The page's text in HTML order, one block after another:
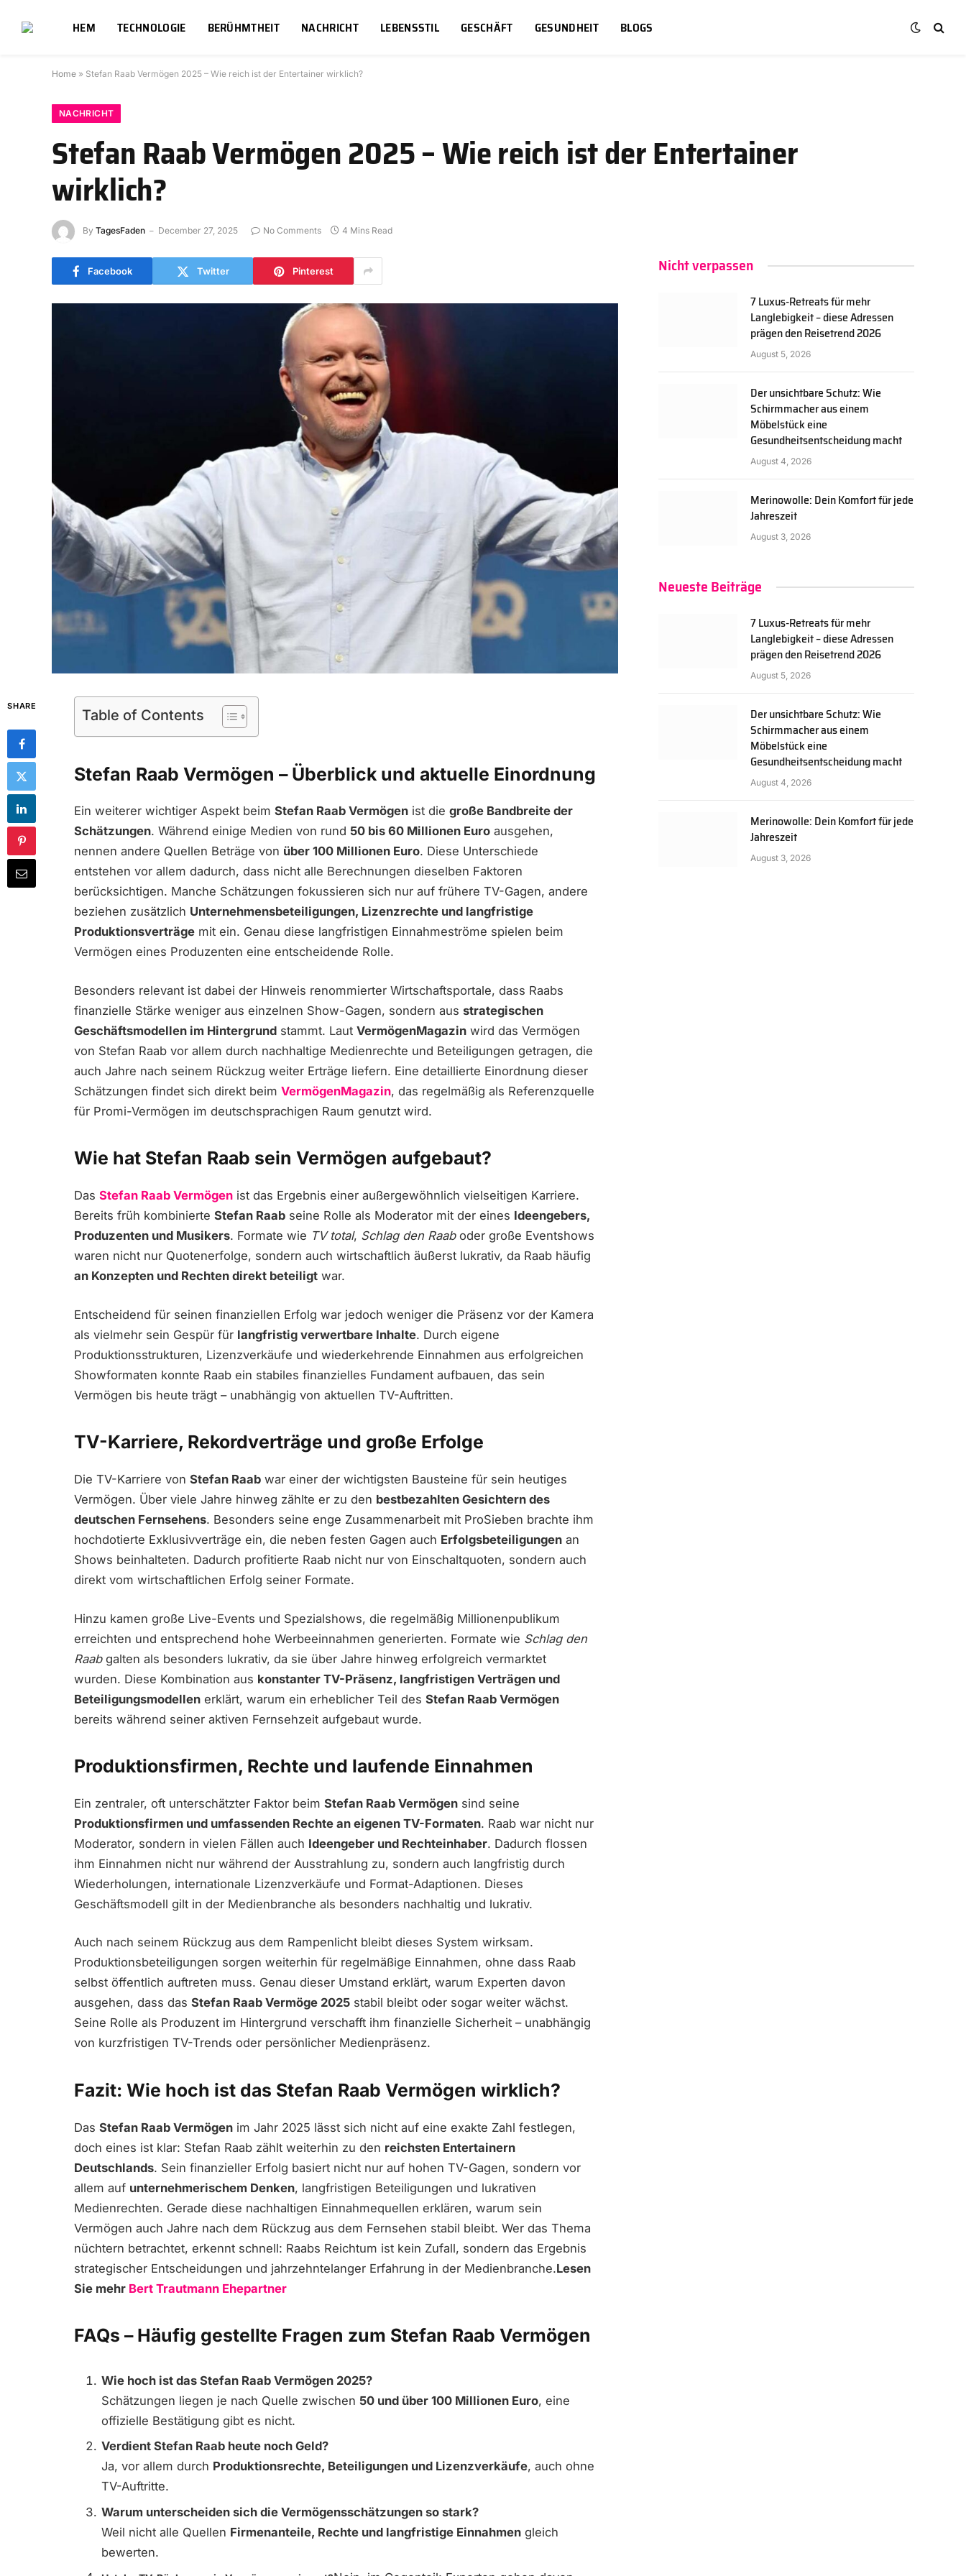
HEM TECHNOLOGIE BERÜHMTHEIT NACHRICHT LEBENSSTIL GESCHÄFT GESUNDHEIT BLOGS
Home » Stefan Raab Vermögen 2025 – Wie reich ist der Entertainer wirklich?
NACHRICHT
Stefan Raab Vermögen 2025 – Wie reich ist der Entertainer
wirklich?
By TagesFaden December 27, 2025 No Comments 4 Mins Read
Facebook Twitter Pinterest
SHARE
Table of Contents
Stefan Raab Vermögen – Überblick und aktuelle Einordnung
Ein weiterer wichtiger Aspekt beim Stefan Raab Vermögen ist die große Bandbreite der
Schätzungen. Während einige Medien von rund 50 bis 60 Millionen Euro ausgehen,
nennen andere Quellen Beträge von über 100 Millionen Euro. Diese Unterschiede
entstehen vor allem dadurch, dass nicht alle Berechnungen dieselben Faktoren
berücksichtigen. Manche Schätzungen fokussieren sich nur auf frühere TV-Gagen, andere
beziehen zusätzlich Unternehmensbeteiligungen, Lizenzrechte und langfristige
Produktionsverträge mit ein. Genau diese langfristigen Einnahmeströme spielen beim
Vermögen eines Produzenten eine entscheidende Rolle.
Besonders relevant ist dabei der Hinweis renommierter Wirtschaftsportale, dass Raabs
finanzielle Stärke weniger aus einzelnen Show-Gagen, sondern aus strategischen
Geschäftsmodellen im Hintergrund stammt. Laut VermögenMagazin wird das Vermögen
von Stefan Raab vor allem durch nachhaltige Medienrechte und Beteiligungen getragen, die
auch Jahre nach seinem Rückzug weiter Erträge liefern. Eine detaillierte Einordnung dieser
Schätzungen findet sich direkt beim VermögenMagazin, das regelmäßig als Referenzquelle
für Promi-Vermögen im deutschsprachigen Raum genutzt wird.
Wie hat Stefan Raab sein Vermögen aufgebaut?
Das Stefan Raab Vermögen ist das Ergebnis einer außergewöhnlich vielseitigen Karriere.
Bereits früh kombinierte Stefan Raab seine Rolle als Moderator mit der eines Ideengebers,
Produzenten und Musikers. Formate wie TV total, Schlag den Raaboder große Eventshows
waren nicht nur Quotenerfolge, sondern auch wirtschaftlich äußerst lukrativ, da Raab häufig
an Konzepten und Rechten direkt beteiligt war.
Entscheidend für seinen finanziellen Erfolg war jedoch weniger die Präsenz vor der Kamera
als vielmehr sein Gespür für langfristig verwertbare Inhalte. Durch eigene
Produktionsstrukturen, Lizenzverkäufe und wiederkehrende Einnahmen aus erfolgreichen
Showformaten konnte Raab ein stabiles finanzielles Fundament aufbauen, das sein
Vermögen bis heute trägt – unabhängig von aktuellen TV-Auftritten.
TV-Karriere, Rekordverträge und große Erfolge
Die TV-Karriere von Stefan Raab war einer der wichtigsten Bausteine für sein heutiges
Vermögen. Über viele Jahre hinweg zählte er zu den bestbezahlten Gesichtern des
deutschen Fernsehens. Besonders seine enge Zusammenarbeit mit ProSieben brachte ihm
hochdotierte Exklusivverträge ein, die neben festen Gagen auch Erfolgsbeteiligungen an
Shows beinhalteten. Dadurch profitierte Raab nicht nur von Einschaltquoten, sondern auch
direkt vom wirtschaftlichen Erfolg seiner Formate.
Hinzu kamen große Live-Events und Spezialshows, die regelmäßig Millionenpublikum
erreichten und entsprechend hohe Werbeeinnahmen generierten. Formate wie Schlag den
Raabgalten als besonders lukrativ, da sie über Jahre hinweg erfolgreich vermarktet
wurden. Diese Kombination aus konstanter TV-Präsenz, langfristigen Verträgen und
Beteiligungsmodellen erklärt, warum ein erheblicher Teil des Stefan Raab Vermögen
bereits während seiner aktiven Fernsehzeit aufgebaut wurde.
Produktionsfirmen, Rechte und laufende Einnahmen
Ein zentraler, oft unterschätzter Faktor beim Stefan Raab Vermögen sind seine
Produktionsfirmen und umfassenden Rechte an eigenen TV-Formaten. Raab war nicht nur
Moderator, sondern in vielen Fällen auch Ideengeber und Rechteinhaber. Dadurch flossen
ihm Einnahmen nicht nur während der Ausstrahlung zu, sondern auch langfristig durch
Wiederholungen, internationale Lizenzverkäufe und Format-Adaptionen. Dieses
Geschäftsmodell gilt in der Medienbranche als besonders nachhaltig und lukrativ.
Auch nach seinem Rückzug aus dem Rampenlicht bleibt dieses System wirksam.
Produktionsbeteiligungen sorgen weiterhin für regelmäßige Einnahmen, ohne dass Raab
selbst öffentlich auftreten muss. Genau dieser Umstand erklärt, warum Experten davon
ausgehen, dass das Stefan Raab Vermöge 2025 stabil bleibt oder sogar weiter wächst.
Seine Rolle als Produzent im Hintergrund verschafft ihm finanzielle Sicherheit – unabhängig
von kurzfristigen TV-Trends oder persönlicher Medienpräsenz.
Fazit: Wie hoch ist das Stefan Raab Vermögen wirklich?
Das Stefan Raab Vermögen im Jahr 2025 lässt sich nicht auf eine exakte Zahl festlegen,
doch eines ist klar: Stefan Raab zählt weiterhin zu den reichsten Entertainern
Deutschlands. Sein finanzieller Erfolg basiert nicht nur auf hohen TV-Gagen, sondern vor
allem auf unternehmerischem Denken, langfristigen Beteiligungen und lukrativen
Medienrechten. Gerade diese nachhaltigen Einnahmequellen erklären, warum sein
Vermögen auch Jahre nach dem Rückzug aus dem Fernsehen stabil bleibt. Wer das Thema
nüchtern betrachtet, erkennt schnell: Raabs Reichtum ist kein Zufall, sondern das Ergebnis
strategischer Entscheidungen und jahrzehntelanger Erfahrung in der Medienbranche.Lesen
Sie mehr Bert Trautmann Ehepartner
FAQs – Häufig gestellte Fragen zum Stefan Raab Vermögen
Wie hoch ist das Stefan Raab Vermögen 2025?
Schätzungen liegen je nach Quelle zwischen 50 und über 100 Millionen Euro, eine
offizielle Bestätigung gibt es nicht.
Verdient Stefan Raab heute noch Geld?
Ja, vor allem durch Produktionsrechte, Beteiligungen und Lizenzverkäufe, auch ohne
TV-Auftritte.
Warum unterscheiden sich die Vermögensschätzungen so stark?
Weil nicht alle Quellen Firmenanteile, Rechte und langfristige Einnahmen gleich
bewerten.
Nicht verpassen
7 Luxus-Retreats für mehr
Langlebigkeit – diese Adressen
prägen den Reisetrend 2026
August 5, 2026
Der unsichtbare Schutz: Wie
Schirmmacher aus einem
Möbelstück eine
Gesundheitsentscheidung macht
August 4, 2026
Merinowolle: Dein Komfort für jede
Jahreszeit
August 3, 2026
Neueste Beiträge
7 Luxus-Retreats für mehr
Langlebigkeit – diese Adressen
prägen den Reisetrend 2026
August 5, 2026
Der unsichtbare Schutz: Wie
Schirmmacher aus einem
Möbelstück eine
Gesundheitsentscheidung macht
August 4, 2026
Merinowolle: Dein Komfort für jede
Jahreszeit
August 3, 2026